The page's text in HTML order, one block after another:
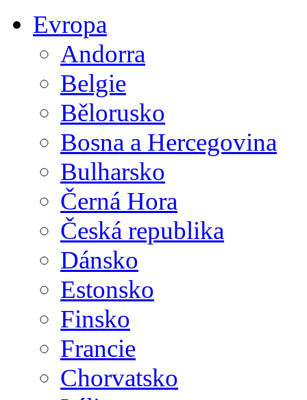
Evropa
Andorra
Belgie
Bělorusko
Bosna a Hercegovina
Bulharsko
Černá Hora
Česká republika
Dánsko
Estonsko
Finsko
Francie
Chorvatsko